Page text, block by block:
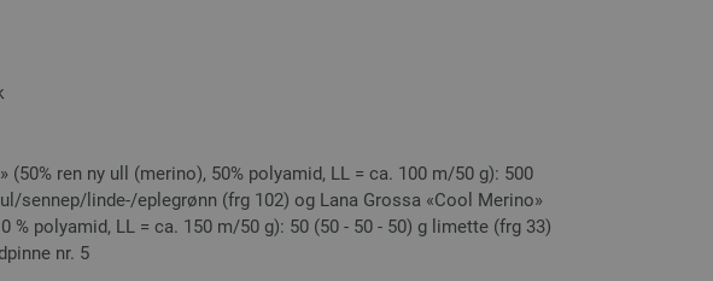
(50% ren ny ull (merino), 50% polyamid, LL = ca. 100 m/50 g): 500
sennep/linde-/eplegrønn (frg 102) og Lana Grossa «Cool Merino»
% polyamid, LL = ca. 150 m/50 g): 50 (50 - 50 - 50) g limette (frg 33)
nr. 5